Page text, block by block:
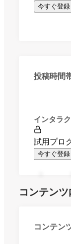
今すぐ登録
投稿時間
インタラ
試用プロ
今すぐ登録
コンテン
コンテン